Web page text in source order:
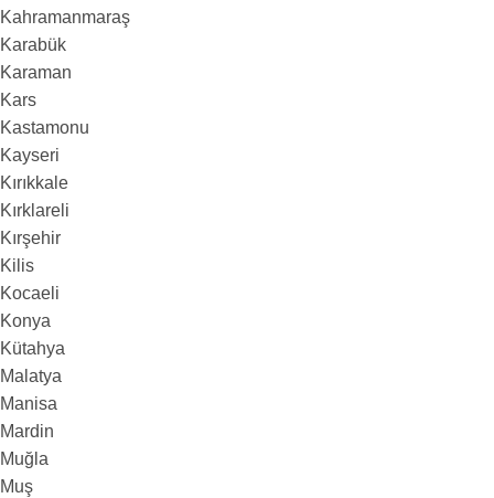
Kahramanmaraş
Karabük
Karaman
Kars
Kastamonu
Kayseri
Kırıkkale
Kırklareli
Kırşehir
Kilis
Kocaeli
Konya
Kütahya
Malatya
Manisa
Mardin
Muğla
Muş